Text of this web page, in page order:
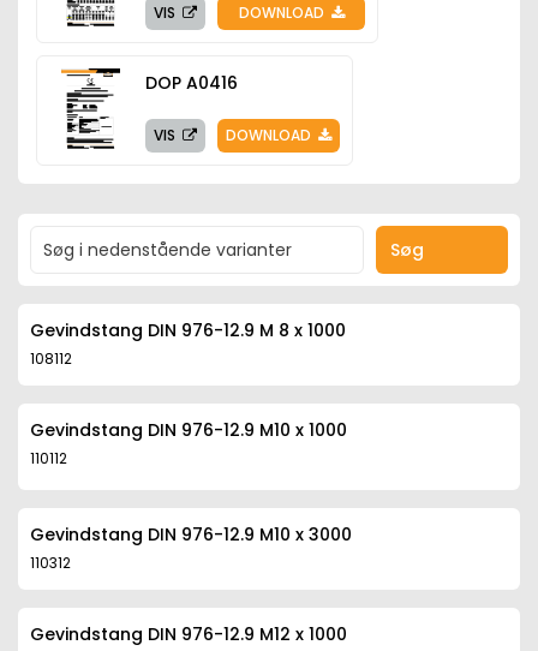
VIS DOWNLOAD
DOP A0416
VIS DOWNLOAD
Søg
Gevindstang DIN 976-12.9 M 8 x 1000
108112
Gevindstang DIN 976-12.9 M10 x 1000
110112
Gevindstang DIN 976-12.9 M10 x 3000
110312
Gevindstang DIN 976-12.9 M12 x 1000